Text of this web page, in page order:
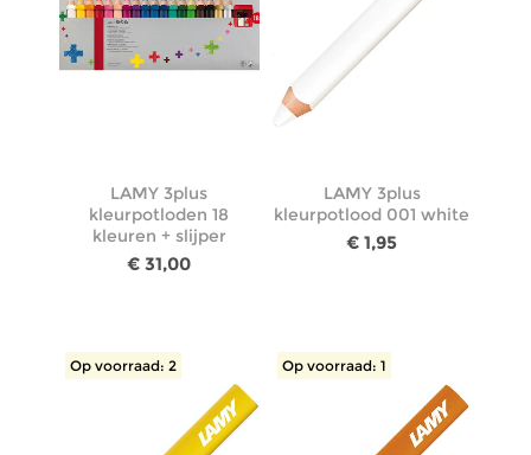
LAMY 3plus
kleurpotloden 18
kleuren + slijper
€ 31,00
LAMY 3plus
kleurpotlood 001 white
€ 1,95
Op voorraad: 2 Op voorraad: 1